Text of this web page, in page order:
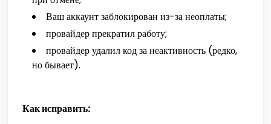
Ваш аккаунт заблокирован из-за неоплаты;
провайдер прекратил работу;
провайдер удалил код за неактивность (редко,
но бывает).
Как исправить: